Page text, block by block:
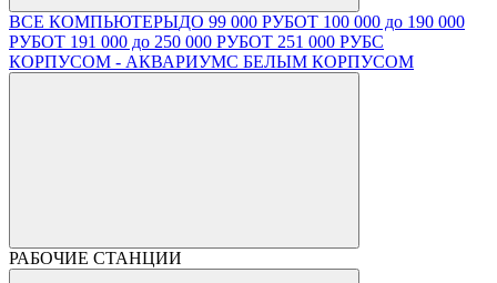
ВСЕ КОМПЬЮТЕРЫДО 99 000 РУБОТ 100 000 до 190 000
РУБОТ 191 000 до 250 000 РУБОТ 251 000 РУБС
КОРПУСОМ - АКВАРИУМС БЕЛЫМ КОРПУСОМ
РАБОЧИЕ СТАНЦИИ